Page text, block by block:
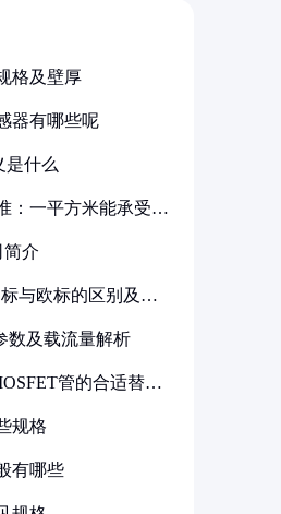
格及壁厚
器有哪些呢
是什么
：一平方米能承受多
简介
与欧标的区别及其
数及载流量解析
管的合适替代
规格
有哪些